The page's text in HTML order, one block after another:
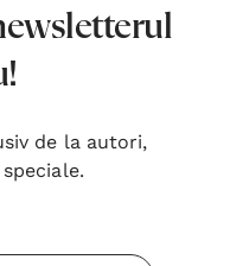
de la autori,